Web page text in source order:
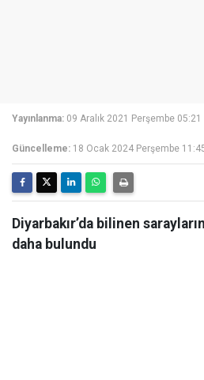
Yayınlanma: 09 Aralık 2021 Perşembe 05:21
Güncelleme: 18 Ocak 2024 Perşembe
Diyarbakır’da bilinen
daha bulundu